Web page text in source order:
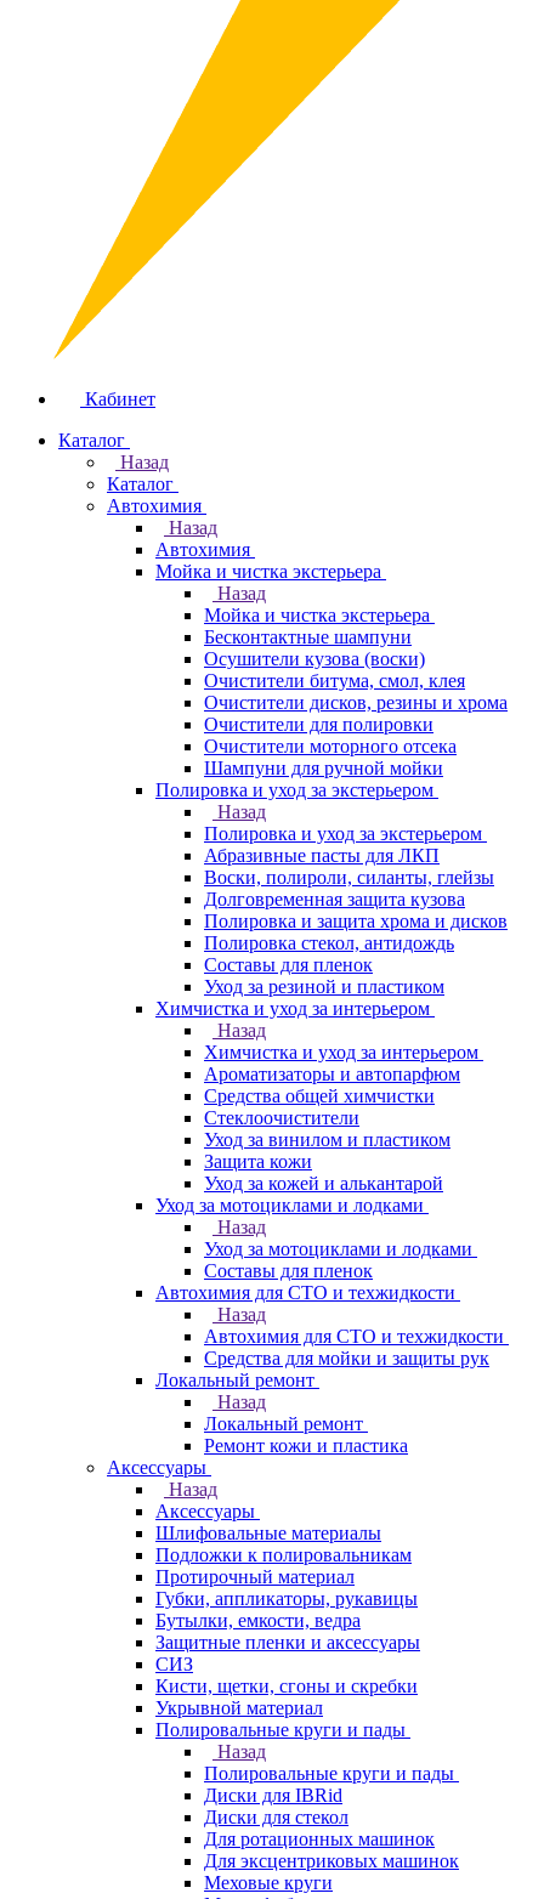
Кабинет
Каталог
Назад
Каталог
Автохимия
Назад
Автохимия
Мойка и чистка экстерьера
Назад
Мойка и чистка экстерьера
Бесконтактные шампуни
Осушители кузова (воски)
Очистители битума, смол, клея
Очистители дисков, резины и хрома
Очистители для полировки
Очистители моторного отсека
Шампуни для ручной мойки
Полировка и уход за экстерьером
Назад
Полировка и уход за экстерьером
Абразивные пасты для ЛКП
Воски, полироли, силанты, глейзы
Долговременная защита кузова
Полировка и защита хрома и дисков
Полировка стекол, антидождь
Составы для пленок
Уход за резиной и пластиком
Химчистка и уход за интерьером
Назад
Химчистка и уход за интерьером
Ароматизаторы и автопарфюм
Средства общей химчистки
Стеклоочистители
Уход за винилом и пластиком
Защита кожи
Уход за кожей и алькантарой
Уход за мотоциклами и лодками
Назад
Уход за мотоциклами и лодками
Составы для пленок
Автохимия для СТО и техжидкости
Назад
Автохимия для СТО и техжидкости
Средства для мойки и защиты рук
Локальный ремонт
Назад
Локальный ремонт
Ремонт кожи и пластика
Аксессуары
Назад
Аксессуары
Шлифовальные материалы
Подложки к полировальникам
Протирочный материал
Губки, аппликаторы, рукавицы
Бутылки, емкости, ведра
Защитные пленки и аксессуары
СИЗ
Кисти, щетки, сгоны и скребки
Укрывной материал
Полировальные круги и пады
Назад
Полировальные круги и пады
Диски для IBRid
Диски для стекол
Для ротационных машинок
Для эксцентриковых машинок
Меховые круги